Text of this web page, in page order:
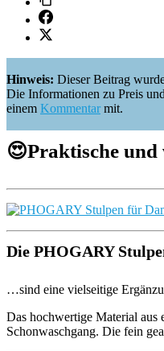
Hinweis: Dieser Beitrag
Die Informationen zu Preis
einem Kommentarmit.
😍Praktische
Die PHOGARY
…sind eine vielseitige
Das hochwertige Material aus
Schonwaschgang. Die fein